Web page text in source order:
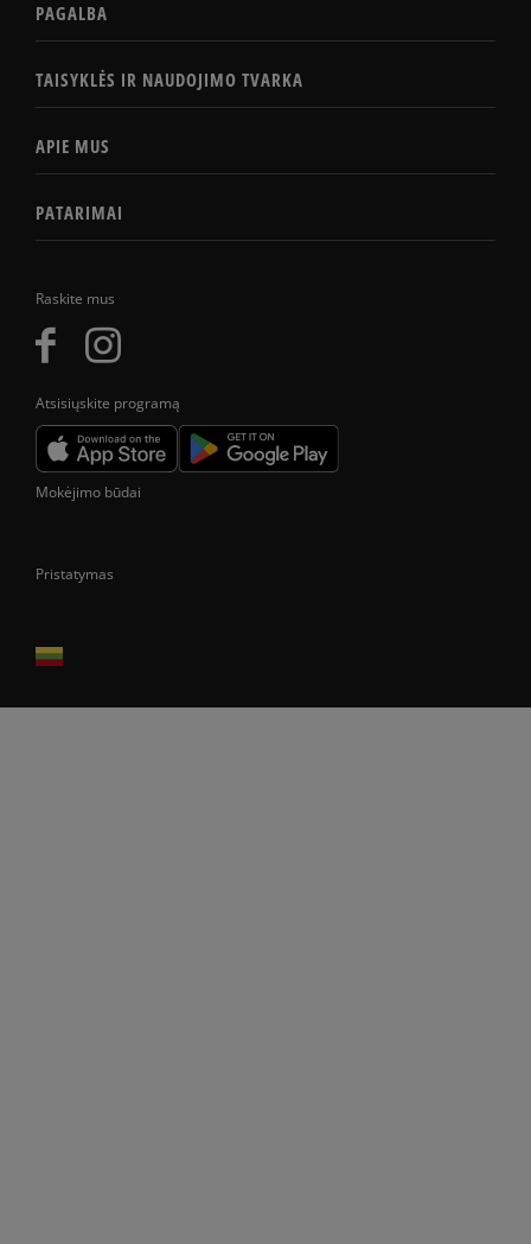
Raskite mus
Atsisiųskite programą
PAGALBA
TAISYKLĖS IR NAUDOJIMO TVARKA
APIE MUS
PATARIMAI
Mokėjimo būdai
Pristatymas